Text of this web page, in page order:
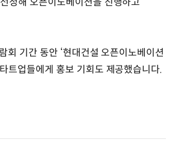
회 기간 동안 ‘현대건설 오픈이노베이션
트업들에게 홍보 기회도 제공했습니다.